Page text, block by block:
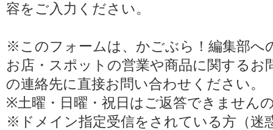
容をご入力ください。
※このフォームは、かごぶら！編集部へ
お店・スポットの営業や商品に関する
の連絡先に直接お問い合わせください。
※土曜・日曜・祝日はご返答できません
※ドメイン指定受信をされている方（迷